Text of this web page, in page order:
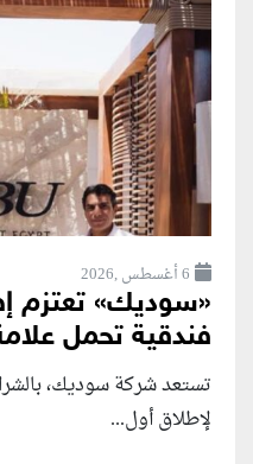
6 أغسطس ,2026
«سوديك» تعتزم
فندقية تحمل
تستعد شركة سوديك،
لإطلاق أول...